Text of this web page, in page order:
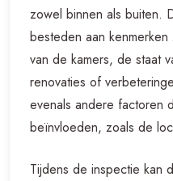
zowel binnen als buiten.
besteden aan
van de kamers, de staat
renovaties of
evenals andere factoren
beïnvloeden, zoals de
Tijdens de inspectie kan